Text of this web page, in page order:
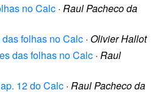
no Calc · Raul Pacheco da
folhas no Calc · Olivier Hallot
das folhas no Calc · Raul
12 do Calc · Raul Pacheco da